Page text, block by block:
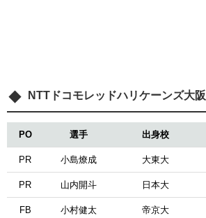
NTTドコモレッドハリケーンズ大阪
PO 選手 出身校
PR 小島燎成 大東大
PR 山内開斗 日本大
FB 小村健太 帝京大